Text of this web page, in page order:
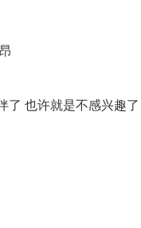
了 也许就是不感兴趣了